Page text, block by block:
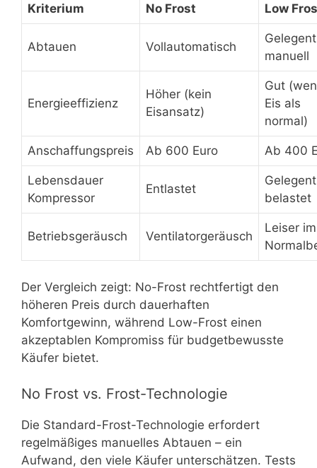
Kriterium
No Frost Low
Abtauen Vollautomatisch
manuell
Energieeffizienz
Höher (kein
Eisansatz)
Gut
Eis als
normal)
Anschaffungspreis Ab 600 Euro Ab 400
Lebensdauer
Kompressor
Entlastet
belastet
Betriebsgeräusch Ventilatorgeräusch
Leiser im
Der Vergleich zeigt: No-Frost rechtfertigt den
höheren Preis durch dauerhaften
Komfortgewinn, während Low-Frost einen
akzeptablen Kompromiss für budgetbewusste
Käufer bietet.
No Frost vs. Frost-Technologie
Die Standard-Frost-Technologie erfordert
regelmäßiges manuelles Abtauen – ein
Aufwand, den viele Käufer unterschätzen. Tests